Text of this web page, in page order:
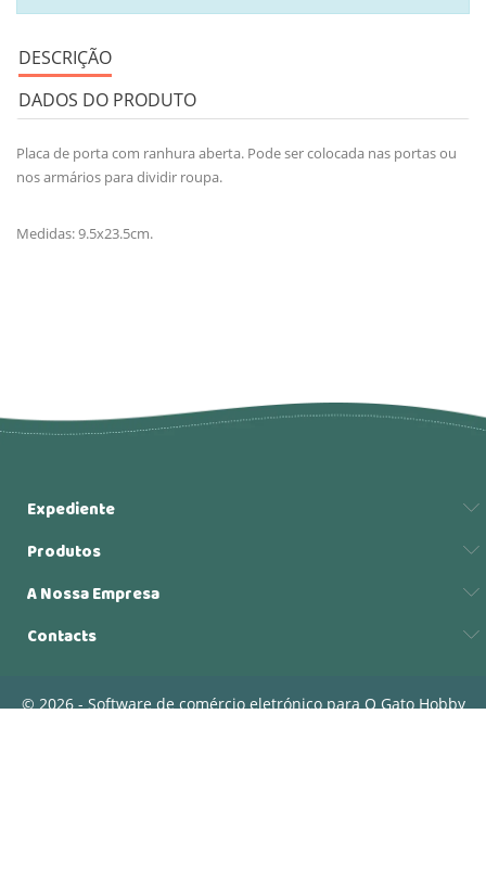
DESCRIÇÃO
DADOS DO PRODUTO
Placa de porta com ranhura aberta. Pode ser colocada nas portas ou
nos armários para dividir roupa.
Medidas: 9.5x23.5cm.
Expediente
Produtos
A Nossa Empresa
Contacts
© 2026 - Software de comércio eletrónico para O Gato Hobby